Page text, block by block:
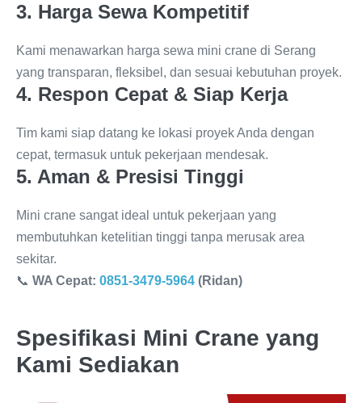
3. Harga Sewa Kompetitif
Kami menawarkan harga sewa mini crane di Serang
yang transparan, fleksibel, dan sesuai kebutuhan proyek.
4. Respon Cepat & Siap Kerja
Tim kami siap datang ke lokasi proyek Anda dengan
cepat, termasuk untuk pekerjaan mendesak.
5. Aman & Presisi Tinggi
Mini crane sangat ideal untuk pekerjaan yang
membutuhkan ketelitian tinggi tanpa merusak area
sekitar.
📞 WA Cepat: 0851-3479-5964 (Ridan)
Spesifikasi Mini Crane yang
Kami Sediakan